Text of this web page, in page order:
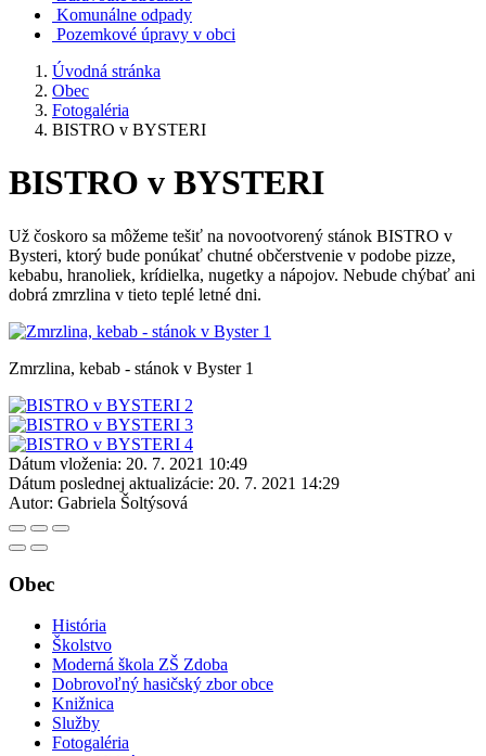
Komunálne odpady
Pozemkové úpravy v obci
Úvodná stránka
Obec
Fotogaléria
BISTRO v BYSTERI
BISTRO v BYSTERI
Už čoskoro sa môžeme tešiť na novootvorený stánok BISTRO v
Bysteri, ktorý bude ponúkať chutné občerstvenie v podobe pizze,
kebabu, hranoliek, krídielka, nugetky a nápojov. Nebude chýbať ani
dobrá zmrzlina v tieto teplé letné dni.
Zmrzlina, kebab - stánok v Byster 1
Dátum vloženia: 20. 7. 2021 10:49
Dátum poslednej aktualizácie: 20. 7. 2021 14:29
Autor: Gabriela Šoltýsová
Obec
História
Školstvo
Moderná škola ZŠ Zdoba
Dobrovoľný hasičský zbor obce
Knižnica
Služby
Fotogaléria